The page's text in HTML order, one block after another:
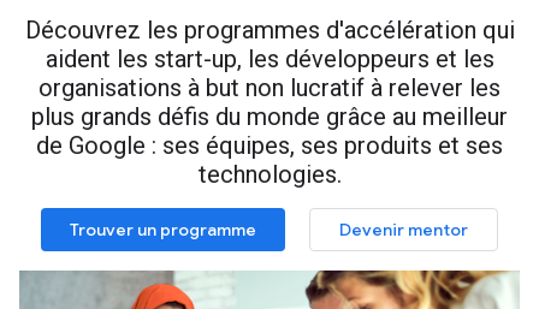
Découvrez les programmes d'accélération qui
aident les start-up, les développeurs et les
organisations à but non lucratif à relever les
plus grands défis du monde grâce au meilleur
de Google : ses équipes, ses produits et ses
technologies.
Trouver un programme Devenir mentor